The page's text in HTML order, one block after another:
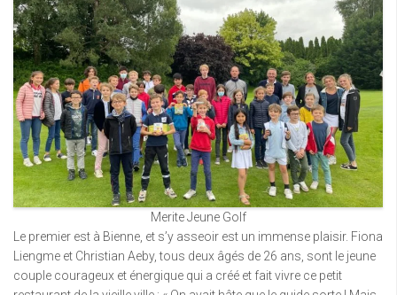
Merite Jeune Golf
Le premier est à Bienne, et s’y asseoir est un immense plaisir. Fiona
Liengme et Christian Aeby, tous deux âgés de 26 ans, sont le jeune
couple courageux et énergique qui a créé et fait vivre ce petit